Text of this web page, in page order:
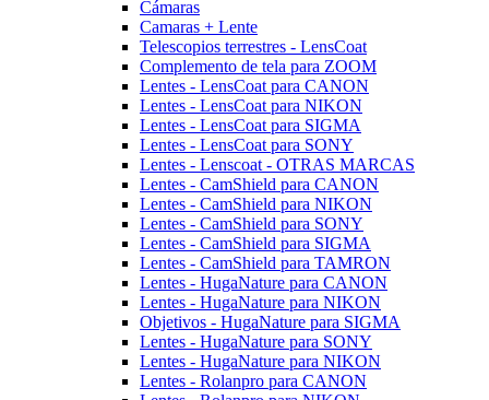
Cámaras
Camaras + Lente
Telescopios terrestres - LensCoat
Complemento de tela para ZOOM
Lentes - LensCoat para CANON
Lentes - LensCoat para NIKON
Lentes - LensCoat para SIGMA
Lentes - LensCoat para SONY
Lentes - Lenscoat - OTRAS MARCAS
Lentes - CamShield para CANON
Lentes - CamShield para NIKON
Lentes - CamShield para SONY
Lentes - CamShield para SIGMA
Lentes - CamShield para TAMRON
Lentes - HugaNature para CANON
Lentes - HugaNature para NIKON
Objetivos - HugaNature para SIGMA
Lentes - HugaNature para SONY
Lentes - HugaNature para NIKON
Lentes - Rolanpro para CANON